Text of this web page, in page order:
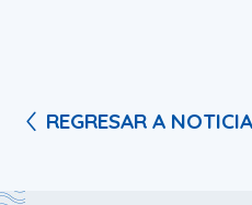
REGRESAR A